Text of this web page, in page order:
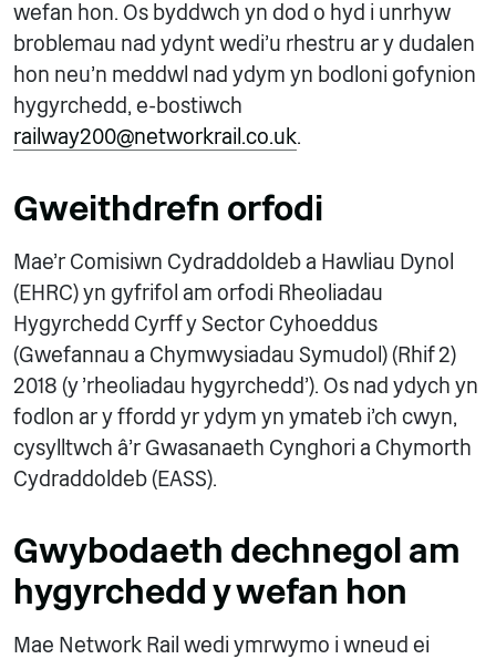
wefan hon. Os byddwch yn dod o hyd i unrhyw
broblemau nad ydynt wedi'u rhestru ar y dudalen
hon neu'n meddwl nad ydym yn bodloni gofynion
hygyrchedd, e-bostiwch
railway200@networkrail.co.uk.
Gweithdrefn orfodi
Mae'r Comisiwn Cydraddoldeb a Hawliau Dynol
(EHRC) yn gyfrifol am orfodi Rheoliadau
Hygyrchedd Cyrff y Sector Cyhoeddus
(Gwefannau a Chymwysiadau Symudol) (Rhif 2)
2018 (y 'rheoliadau hygyrchedd'). Os nad ydych yn
fodlon ar y ffordd yr ydym yn ymateb i'ch cwyn,
cysylltwch â'r Gwasanaeth Cynghori a Chymorth
Cydraddoldeb (EASS).
Gwybodaeth dechnegol am
hygyrchedd y wefan hon
Mae Network Rail wedi ymrwymo i wneud ei